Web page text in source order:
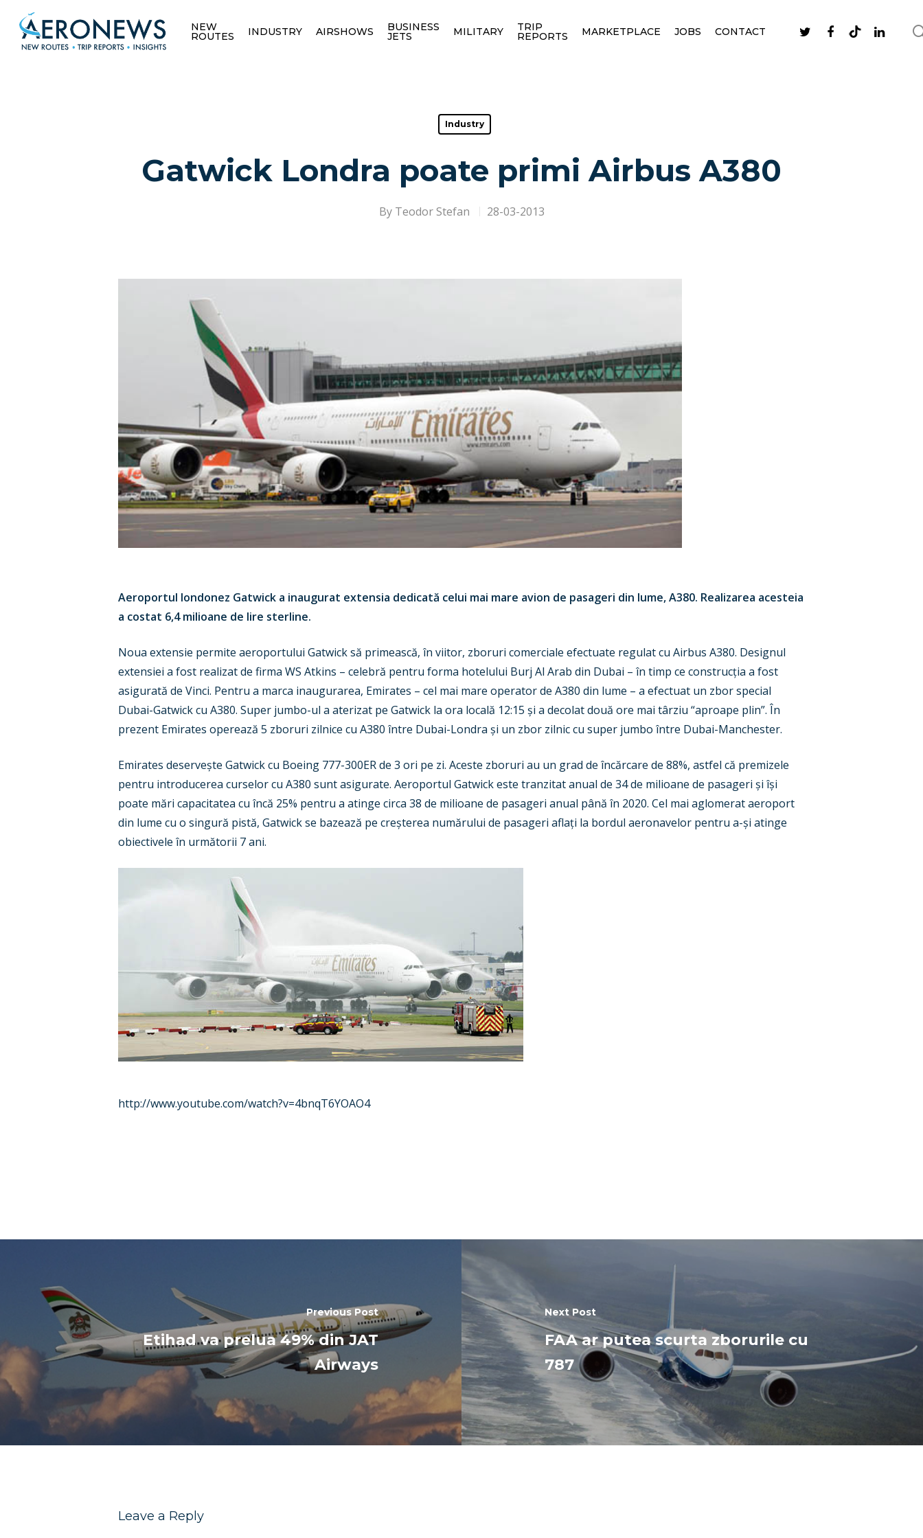
Hit enter to search or ESC to close
NEW
ROUTES INDUSTRY AIRSHOWS BUSINESS
JETS MILITARY TRIP
REPORTS MARKETPLACE JOBS CONTACT
Industry
Gatwick Londra poate primi Airbus A380
By Teodor Stefan 28-03-2013
Aeroportul londonez Gatwick a inaugurat extensia dedicată celui mai mare avion de pasageri din lume, A380. Realizarea acesteia
a costat 6,4 milioane de lire sterline.
Noua extensie permite aeroportului Gatwick să primească, în viitor, zboruri comerciale efectuate regulat cu Airbus A380. Designul
extensiei a fost realizat de firma WS Atkins – celebră pentru forma hotelului Burj Al Arab din Dubai – în timp ce construcția a fost
asigurată de Vinci. Pentru a marca inaugurarea, Emirates – cel mai mare operator de A380 din lume – a efectuat un zbor special
Dubai-Gatwick cu A380. Super jumbo-ul a aterizat pe Gatwick la ora locală 12:15 și a decolat două ore mai târziu “aproape plin”. În
prezent Emirates operează 5 zboruri zilnice cu A380 între Dubai-Londra și un zbor zilnic cu super jumbo între Dubai-Manchester.
Emirates deservește Gatwick cu Boeing 777-300ER de 3 ori pe zi. Aceste zboruri au un grad de încărcare de 88%, astfel că premizele
pentru introducerea curselor cu A380 sunt asigurate. Aeroportul Gatwick este tranzitat anual de 34 de milioane de pasageri și își
poate mări capacitatea cu încă 25% pentru a atinge circa 38 de milioane de pasageri anual până în 2020. Cel mai aglomerat aeroport
din lume cu o singură pistă, Gatwick se bazează pe creșterea numărului de pasageri aflați la bordul aeronavelor pentru a-și atinge
obiectivele în următorii 7 ani.
http://www.youtube.com/watch?v=4bnqT6YOAO4
Previous Post
Etihad va prelua 49% din JAT
Airways
Next Post
FAA ar putea scurta zborurile cu
787
Leave a Reply